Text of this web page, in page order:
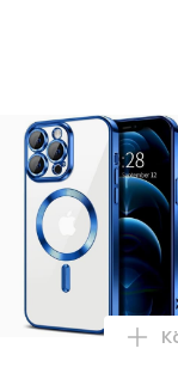
-
iPhone 13